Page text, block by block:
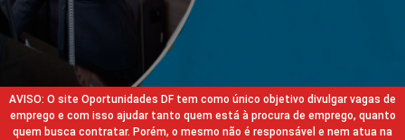
AVISO: O site Oportunidades DF tem como único objetivo divulgar vagas de
emprego e com isso ajudar tanto quem está à procura de emprego, quanto
quem busca contratar. Porém, o mesmo não é responsável e nem atua na